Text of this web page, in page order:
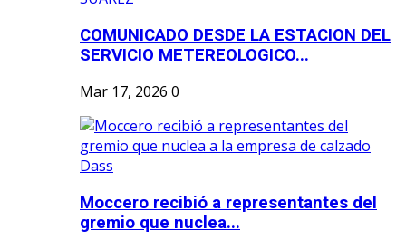
COMUNICADO DESDE LA ESTACION DEL
SERVICIO METEREOLOGICO...
Mar 17, 2026 0
Moccero recibió a representantes del
gremio que nuclea...